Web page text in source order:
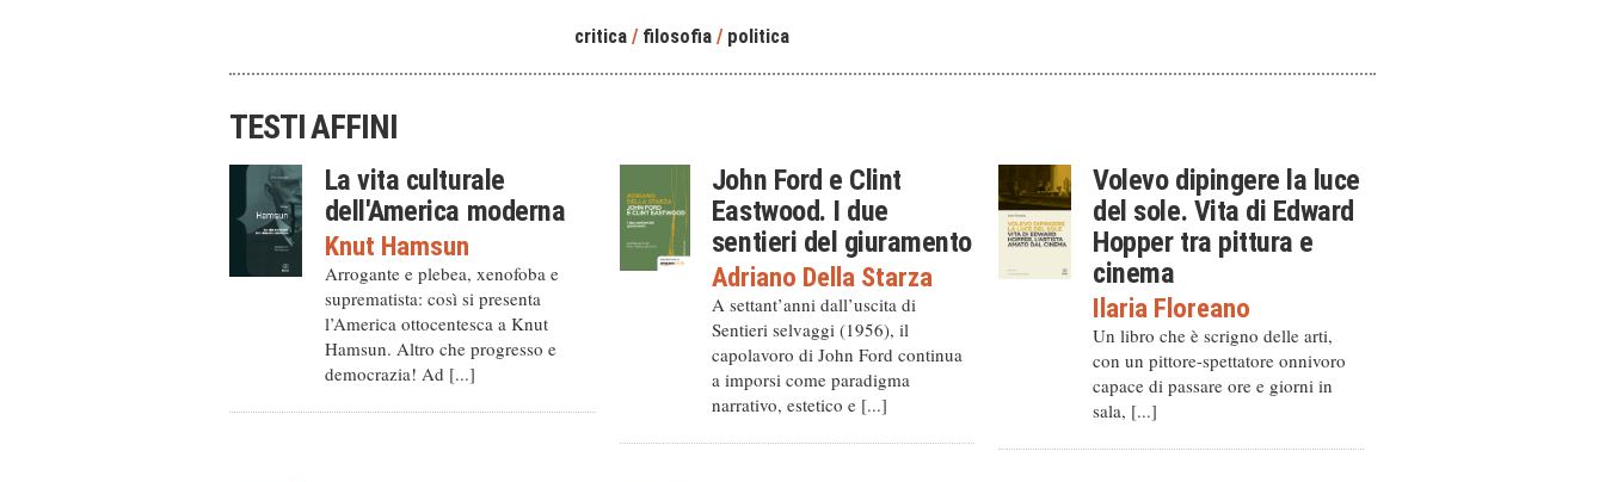
critica / filosofia / politica
TESTI AFFINI
La vita culturale
dell'America moderna
Knut Hamsun
Arrogante e plebea, xenofoba e
suprematista: così si presenta
l’America ottocentesca a Knut
Hamsun. Altro che progresso e
democrazia! Ad [...]
John Ford e Clint
Eastwood. I due
sentieri del giuramento
Adriano Della Starza
A settant’anni dall’uscita di
Sentieri selvaggi (1956), il
capolavoro di John Ford continua
a imporsi come paradigma
narrativo, estetico e [...]
Volevo dipingere la luce
del sole. Vita di Edward
Hopper tra pittura e
cinema
Ilaria Floreano
Un libro che è scrigno delle arti,
con un pittore-spettatore onnivoro
capace di passare ore e giorni in
sala, [...]